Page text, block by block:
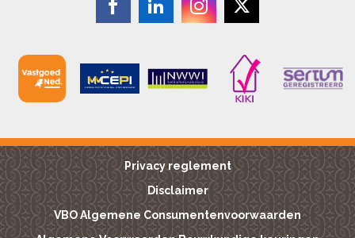
Privacy reglement
Disclaimer
VBO Algemene Consumentenvoorwaarden